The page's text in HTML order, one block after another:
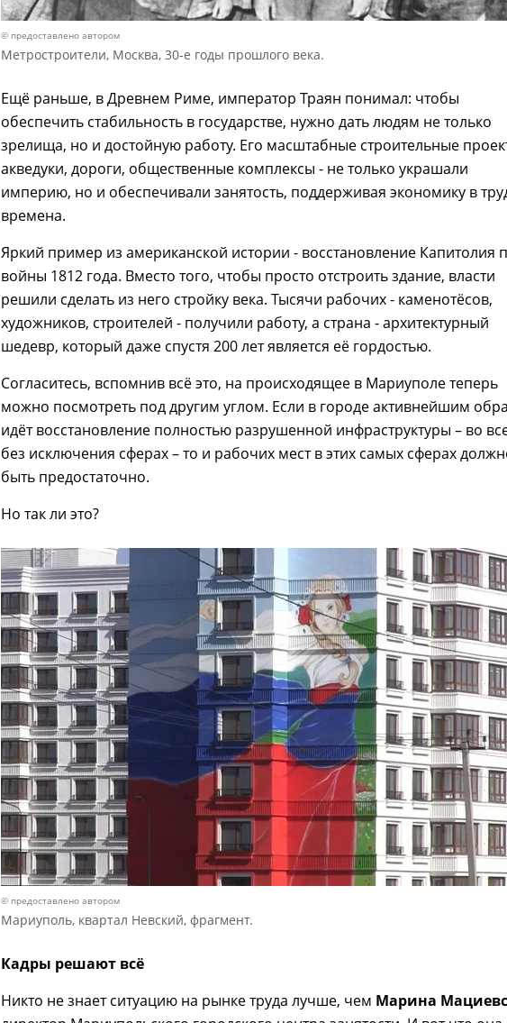
© предоставлено автором
Метростроители, Москва, 30-е годы прошлого века.
Ещё раньше, в Древнем Риме, император Траян понимал: чтобы
обеспечить стабильность в государстве, нужно дать людям не только
зрелища, но и достойную работу. Его масштабные строительные
акведуки, дороги, общественные комплексы - не только украшали
империю, но и обеспечивали занятость, поддерживая экономику в
времена.
Яркий пример из американской истории - восстановление Капитолия
войны 1812 года. Вместо того, чтобы просто отстроить здание, власти
решили сделать из него стройку века. Тысячи рабочих - каменотёсов,
художников, строителей - получили работу, а страна - архитектурный
шедевр, который даже спустя 200 лет является её гордостью.
Согласитесь, вспомнив всё это, на происходящее в Мариуполе теперь
можно посмотреть под другим углом. Если в городе активнейшим
идёт восстановление полностью разрушенной инфраструктуры – во
без исключения сферах – то и рабочих мест в этих самых сферах
быть предостаточно.
Но так ли это?
© предоставлено автором
Мариуполь, квартал Невский, фрагмент.
Кадры решают всё
Никто не знает ситуацию на рынке труда лучше, чем Марина